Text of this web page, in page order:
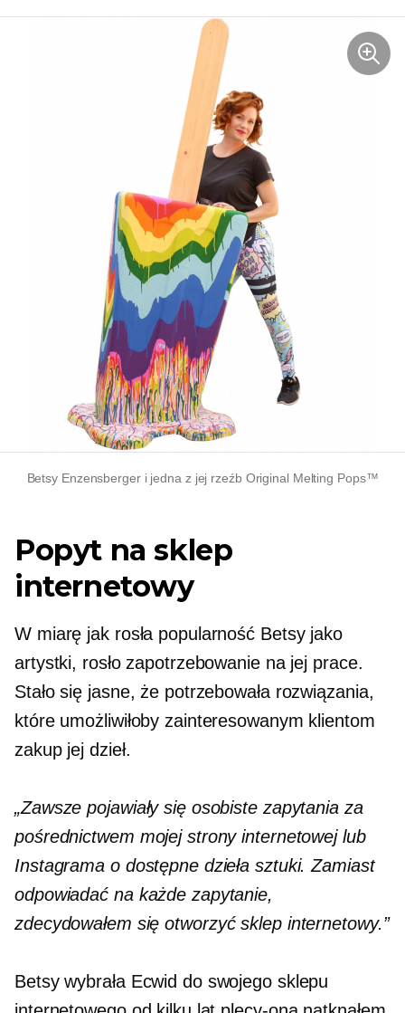
Betsy Enzensberger i jedna z jej rzeźb Original Melting Pops™
Popyt na sklep
internetowy
W miarę jak rosła popularność Betsy jako
artystki, rosło zapotrzebowanie na jej prace.
Stało się jasne, że potrzebowała rozwiązania,
które umożliwiłoby zainteresowanym klientom
zakup jej dzieł.
„Zawsze pojawiały się osobiste zapytania za
pośrednictwem mojej strony internetowej lub
Instagrama o dostępne dzieła sztuki. Zamiast
odpowiadać na każde zapytanie,
zdecydowałem się otworzyć sklep internetowy.”
Betsy wybrała Ecwid do swojego sklepu